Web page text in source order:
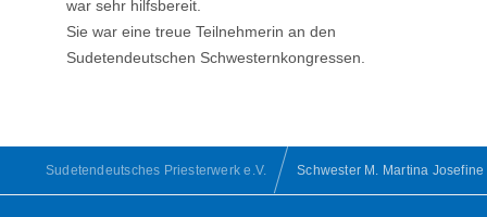
war sehr hilfsbereit.
Sie war eine treue Teilnehmerin an den
Sudetendeutschen Schwesternkongressen.
Sudetendeutsches Priesterwerk e.V. Schwester M. Martina Josefine